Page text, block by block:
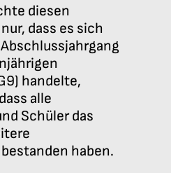
diesen
dass es sich
handelte,
alle
Schüler das
haben.